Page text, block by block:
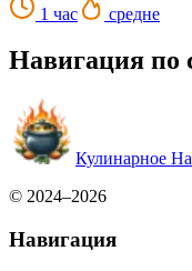
1 час средне
Навигация по
Кулинарное
© 2024–2026
Навигация